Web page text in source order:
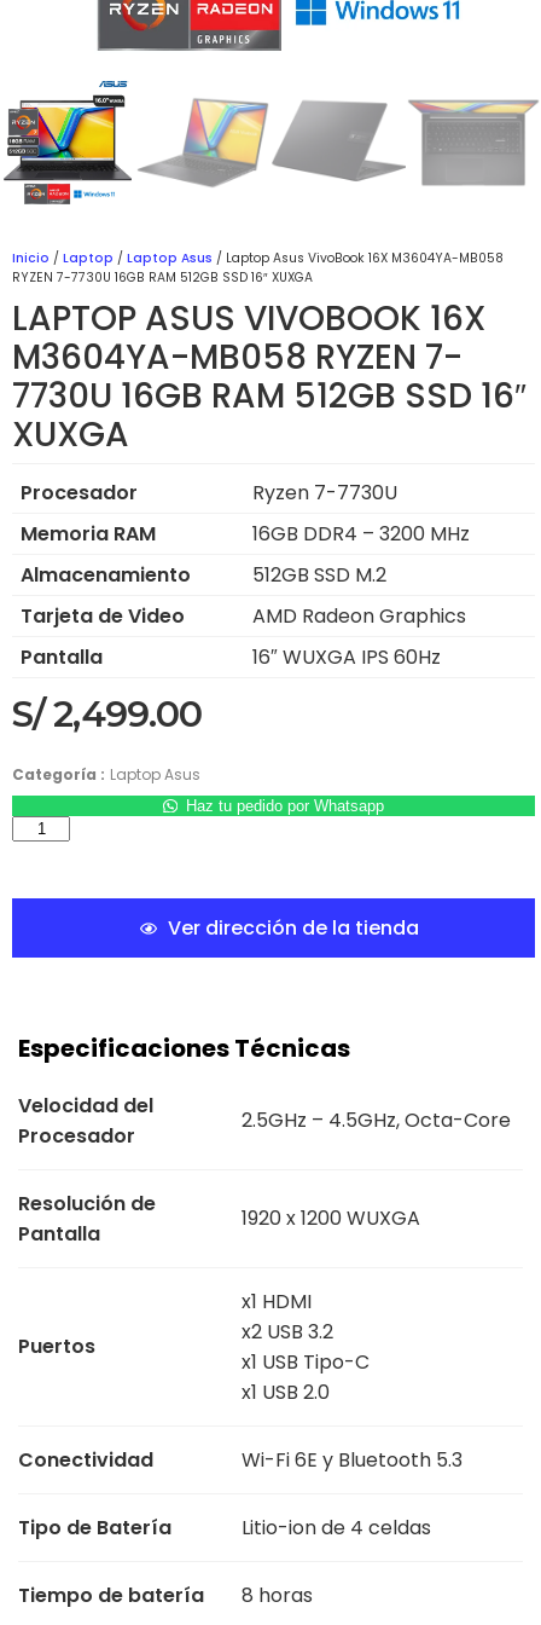
Inicio / Laptop / Laptop Asus / Laptop Asus VivoBook 16X M3604YA-MB058
RYZEN 7-7730U 16GB RAM 512GB SSD 16″ XUXGA
LAPTOP ASUS VIVOBOOK 16X
M3604YA-MB058 RYZEN 7-
7730U 16GB RAM 512GB SSD 16″
XUXGA
Procesador
Ryzen 7-7730U
Memoria RAM
16GB DDR4 – 3200 MHz
Almacenamiento
512GB SSD M.2
Tarjeta de Video
AMD Radeon Graphics
Pantalla
16″ WUXGA IPS 60Hz
S/2,499.00
Categoría : Laptop Asus
Haz tu pedido por Whatsapp
Ver dirección de la tienda
Especificaciones Técnicas
Velocidad del
Procesador
2.5GHz – 4.5GHz, Octa-Core
Resolución de
Pantalla
1920 x 1200 WUXGA
Puertos
x1 HDMI
x2 USB 3.2
x1 USB Tipo-C
x1 USB 2.0
Conectividad Wi-Fi 6E y Bluetooth 5.3
Tipo de Batería Litio-ion de 4 celdas
Tiempo de batería 8 horas